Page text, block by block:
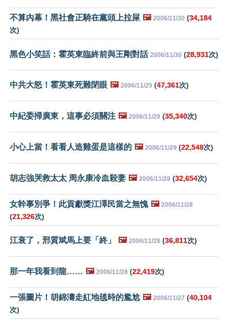
不算內幕！黑社會正騎在黨頭上拉屎 🖼️ 2006/11/30 (34,184
次)
黑色小笑話：霍英東臨終前與王剛對話 2006/11/30 (28,931次)
中共大怒！霍英東死難閉眼 🖼️ 2006/11/29 (47,361次)
中紀委掃廣東，這事必須關注 🖼️ 2006/11/29 (35,340次)
小心上當！看看人造雞蛋是這樣的 🖼️ 2006/11/29 (22,548次)
胡志強哭救太太 周永康冷血殺妻 🖼️ 2006/11/28 (32,654次)
女幹事別爭！此貢獻獎江澤民當之無愧 🖼️ 2006/11/28
(21,326次)
江衰了，邢質斌馬上要「終」 🖼️ 2006/11/28 (36,811次)
那一年我看到龍…… 🖼️ 2006/11/28 (22,419次)
一張圖片！胡錦濤走紅地毯時的尷尬 🖼️ 2006/11/27 (40,104
次)